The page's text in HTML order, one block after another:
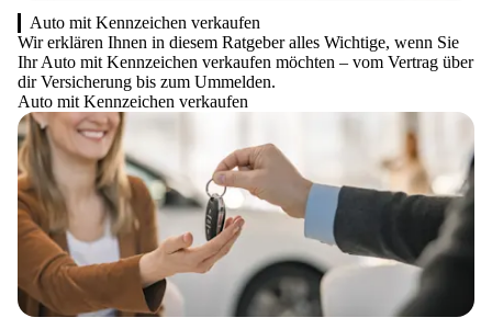
Auto mit Kennzeichen verkaufen
Wir erklären Ihnen in diesem Ratgeber alles Wichtige, wenn Sie
Ihr Auto mit Kennzeichen verkaufen möchten – vom Vertrag über
dir Versicherung bis zum Ummelden.
Auto mit Kennzeichen verkaufen